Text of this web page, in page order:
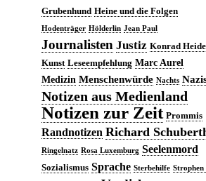
Grubenhund Heine und die Folgen
Hodenträger Hölderlin Jean Paul
Journalisten Justiz Konrad
Kunst Leseempfehlung Marc Aurel
Medizin Menschenwürde Nachts
Notizen aus Medienland
Notizen zur Zeit Prommis
Randnotizen Richard
Ringelnatz Rosa Luxemburg Seelenmord
Sozialismus Sprache Sterbehilfe Strophen